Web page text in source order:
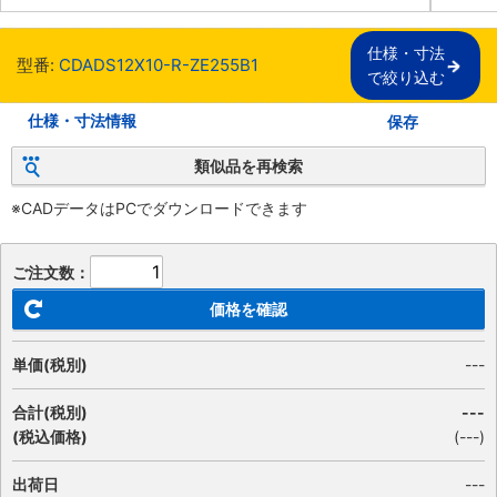
型番: CDADS12X10-R-ZE255B1
仕様・寸法
で絞り込む
仕様・寸法情報 保存
類似品を再検索
※CADデータはPCでダウンロードできます
ご注文数：
価格を確認
単価(税別) ---
合計(税別)
(税込価格)
---
(---)
出荷日 ---